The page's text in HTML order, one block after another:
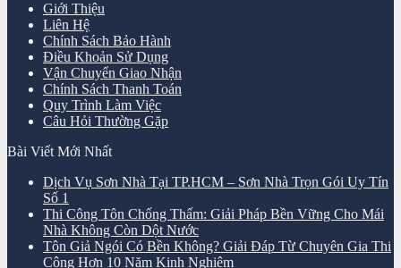
Giới Thiệu
Liên Hệ
Chính Sách Bảo Hành
Điều Khoản Sử Dụng
Vận Chuyển Giao Nhận
Chính Sách Thanh Toán
Quy Trình Làm Việc
Câu Hỏi Thường Gặp
Bài Viết Mới Nhất
Dịch Vụ Sơn Nhà Tại TP.HCM – Sơn Nhà Trọn Gói Uy Tín
Số 1
Thi Công Tôn Chống Thấm: Giải Pháp Bền Vững Cho Mái
Nhà Không Còn Dột Nước
Tôn Giả Ngói Có Bền Không? Giải Đáp Từ Chuyên Gia Thi
Công Hơn 10 Năm Kinh Nghiệm